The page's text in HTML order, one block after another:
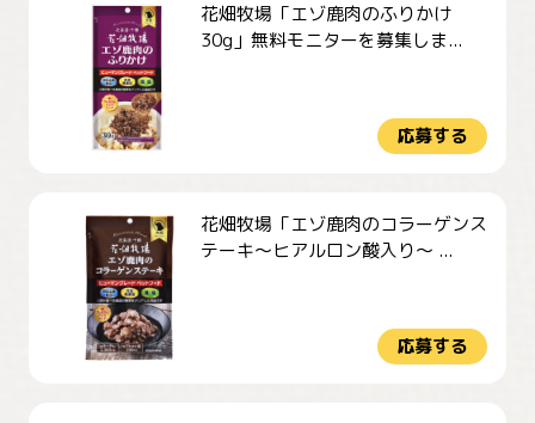
花畑牧場「エゾ鹿肉のふりかけ
30g」無料モニターを募集しま...
応募する
花畑牧場「エゾ鹿肉のコラーゲンス
テーキ～ヒアルロン酸入り～ ...
応募する